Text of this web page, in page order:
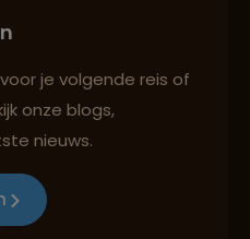
mens, cultuur en milieu
je volgende reis of
onze blogs,
nieuws.